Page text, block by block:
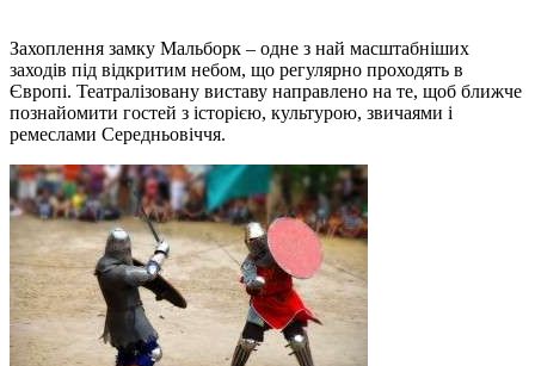
Захоплення замку Мальборк – одне з най масштабніших
заходів під відкритим небом, що регулярно проходять в
Європі. Театралізовану виставу направлено на те, щоб ближче
познайомити гостей з історією, культурою, звичаями і
ремеслами Середньовіччя.